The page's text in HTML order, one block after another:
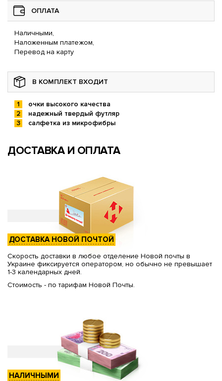
ОПЛАТА
Наличными,
Наложенным платежом,
Перевод на карту
В КОМПЛЕКТ ВХОДИТ
очки высокого качества
надежный твердый футляр
салфетка из микрофибры
ДОСТАВКА И ОПЛАТА
ДОСТАВКА НОВОЙ ПОЧТОЙ
Скорость доставки в любое отделение Новой почты в
Украине фиксируется оператором, но обычно не превышает
1-3 календарных дней.
Стоимость - по тарифам Новой Почты.
НАЛИЧНЫМИ